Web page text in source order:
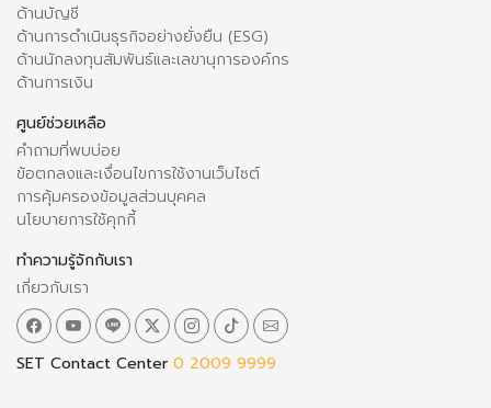
ด้านบัญชี
ด้านการดำเนินธุรกิจอย่างยั่งยืน (ESG)
ด้านนักลงทุนสัมพันธ์และเลขานุการองค์กร
ด้านการเงิน
ศูนย์ช่วยเหลือ
คำถามที่พบบ่อย
ข้อตกลงและเงื่อนไขการใช้งานเว็บไซต์
การคุ้มครองข้อมูลส่วนบุคคล
นโยบายการใช้คุกกี้
ทำความรู้จักกับเรา
เกี่ยวกับเรา
SET Contact Center 0 2009 9999